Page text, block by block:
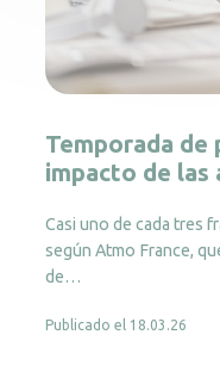
Temporada de
impacto de las
Casi uno de cada tres
según Atmo France,
de…
Publicado el 18.03.26